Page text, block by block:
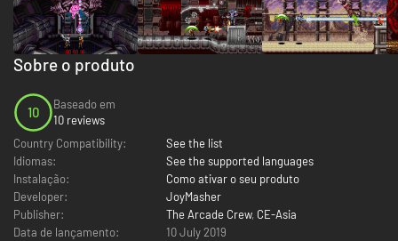
Sobre o produto
10
Baseado em
10 reviews
Country Compatibility:
See the list
Idiomas:
See the supported languages
Instalação:
Como ativar o seu produto
Developer:
JoyMasher
Publisher:
The Arcade Crew, CE-Asia
Data de lançamento:
10 July 2019